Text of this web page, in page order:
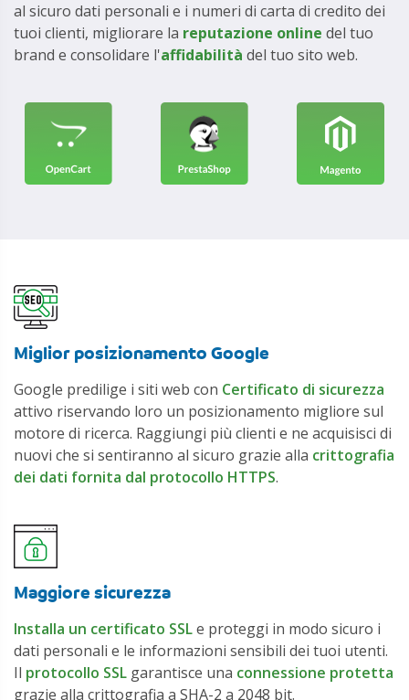
al sicuro dati personali e i numeri di carta di credito dei
tuoi clienti, migliorare la reputazione online del tuo
brand e consolidare l'affidabilità del tuo sito web.
Miglior posizionamento Google
Google predilige i siti web con Certificato di sicurezza
attivo riservando loro un posizionamento migliore sul
motore di ricerca. Raggiungi più clienti e ne acquisisci di
nuovi che si sentiranno al sicuro grazie alla crittografia
dei dati fornita dal protocollo HTTPS.
Maggiore sicurezza
Installa un certificato SSLe proteggi in modo sicuro i
dati personali e le informazioni sensibili dei tuoi utenti.
Il protocollo SSL garantisce una connessione protetta
grazie alla crittografia a SHA-2 a 2048 bit.